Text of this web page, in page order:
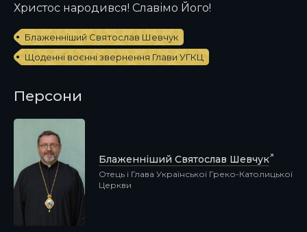
Христос народився! Славімо Його!
Блаженніший Святослав Шевчук
Щоденні воєнні звернення Глави УГКЦ
Персони
Блаженніший Святослав Шевчук
Отець і Глава Української Греко-Католицької
Церкви